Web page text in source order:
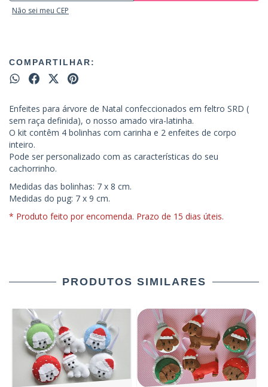
Não sei meu CEP
COMPARTILHAR:
Enfeites para árvore de Natal confeccionados em feltro SRD (
sem raça definida), o nosso amado vira-latinha.
O kit contêm 4 bolinhas com carinha e 2 enfeites de corpo
inteiro.
Pode ser personalizado com as características do seu
cachorrinho.
Medidas das bolinhas: 7 x 8 cm.
Medidas do pug: 7 x 9 cm.
* Produto feito por encomenda. Prazo de 15 dias úteis.
PRODUTOS SIMILARES